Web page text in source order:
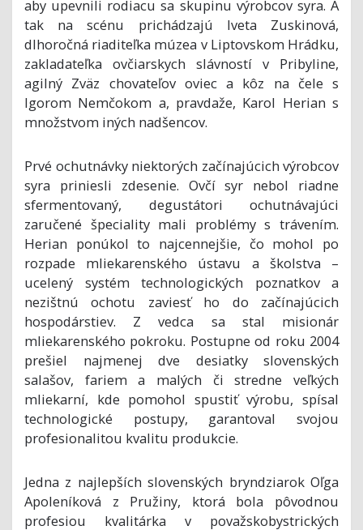
aby upevnili rodiacu sa skupinu výrobcov syra. A
tak na scénu prichádzajú Iveta Zuskinová,
dlhoročná riaditeľka múzea v Liptovskom Hrádku,
zakladateľka ovčiarskych slávností v Pribyline,
agilný Zväz chovateľov oviec a kôz na čele s
Igorom Nemčokom a, pravdaže, Karol Herian s
množstvom iných nadšencov.
Prvé ochutnávky niektorých začínajúcich výrobcov
syra priniesli zdesenie. Ovčí syr nebol riadne
sfermentovaný, degustátori ochutnávajúci
zaručené špeciality mali problémy s trávením.
Herian ponúkol to najcennejšie, čo mohol po
rozpade mliekarenského ústavu a školstva –
ucelený systém technologických poznatkov a
nezištnú ochotu zaviesť ho do začínajúcich
hospodárstiev. Z vedca sa stal misionár
mliekarenského pokroku. Postupne od roku 2004
prešiel najmenej dve desiatky slovenských
salašov, fariem a malých či stredne veľkých
mliekarní, kde pomohol spustiť výrobu, spísal
technologické postupy, garantoval svojou
profesionalitou kvalitu produkcie.
Jedna z najlepších slovenských bryndziarok Oľga
Apoleníková z Pružiny, ktorá bola pôvodnou
profesiou kvalitárka v považskobystrických